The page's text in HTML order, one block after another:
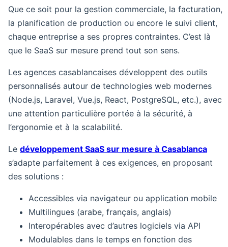
Que ce soit pour la gestion commerciale, la facturation,
la planification de production ou encore le suivi client,
chaque entreprise a ses propres contraintes. C’est là
que le SaaS sur mesure prend tout son sens.
Les agences casablancaises développent des outils
personnalisés autour de technologies web modernes
(Node.js, Laravel, Vue.js, React, PostgreSQL, etc.), avec
une attention particulière portée à la sécurité, à
l’ergonomie et à la scalabilité.
Le développement SaaS sur mesure à Casablanca
s’adapte parfaitement à ces exigences, en proposant
des solutions :
Accessibles via navigateur ou application mobile
Multilingues (arabe, français, anglais)
Interopérables avec d’autres logiciels via API
Modulables dans le temps en fonction des